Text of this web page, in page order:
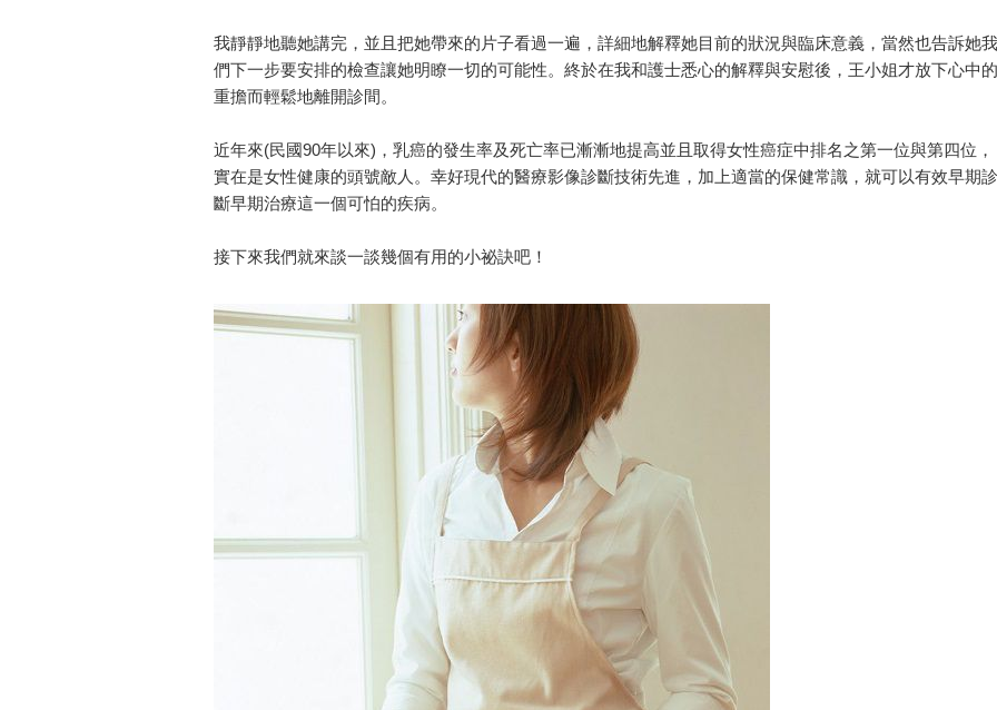
我靜靜地聽她講完，並且把她帶來的片子看過一遍，詳細地解釋她目前的狀況與臨床意義，當然也告訴她我
們下一步要安排的檢查讓她明瞭一切的可能性。終於在我和護士悉心的解釋與安慰後，王小姐才放下心中的
重擔而輕鬆地離開診間。
近年來(民國90年以來)，乳癌的發生率及死亡率已漸漸地提高並且取得女性癌症中排名之第一位與第四位，
實在是女性健康的頭號敵人。幸好現代的醫療影像診斷技術先進，加上適當的保健常識，就可以有效早期診
斷早期治療這一個可怕的疾病。
接下來我們就來談一談幾個有用的小祕訣吧！